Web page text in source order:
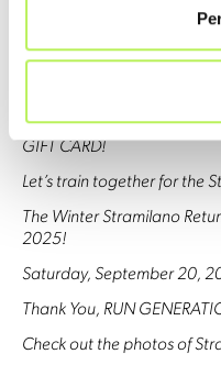
Stramilano 2026: Official
Get ready for Stramilano
Christmas is racing your
GIFT CARD!
Let’s train together for the
The Winter Stramilano
2025!
Saturday, September 20,
Thank You, RUN
Check out the photos of